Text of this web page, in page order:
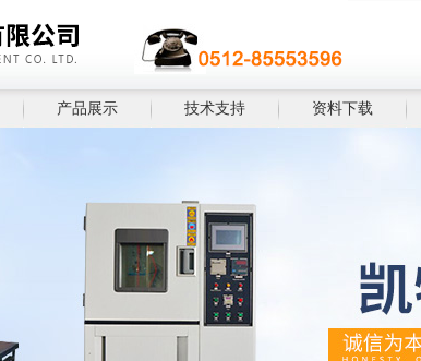
产品展示 技术支持 资料下载